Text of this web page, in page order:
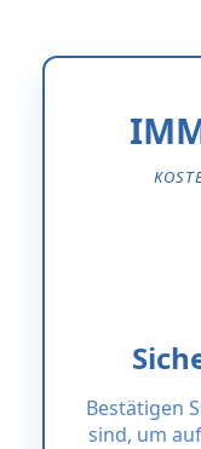
Bestätigen
sind, um